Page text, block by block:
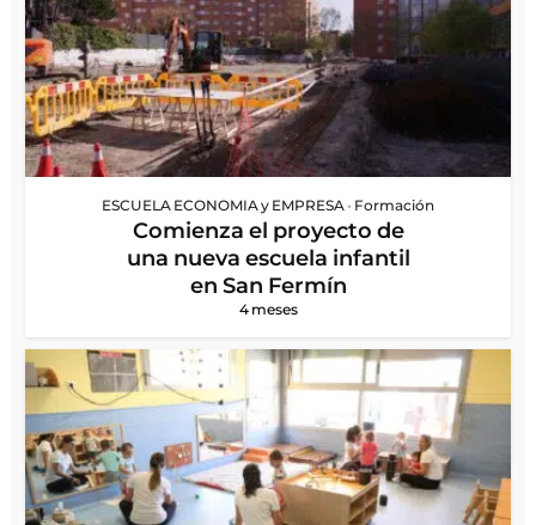
ESCUELA ECONOMIA y EMPRESA • Formación
Comienza el proyecto de
una nueva escuela infantil
en San Fermín
4 meses